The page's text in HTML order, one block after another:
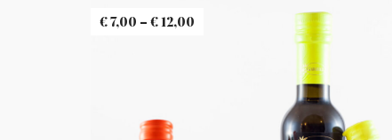
€7,00 – €12,00